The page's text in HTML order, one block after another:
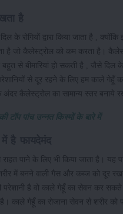
के रोगियों द्वारा किया जाता है ,
है जो कैलेस्ट्रोल को कम करता है।
से बीमारियां हो सकती है , जैसे दिल के
से दूर रहने के लिए हम काले गेहूँ
कैलेस्ट्रोल का सामान्य स्तर बनाये
टॉप पांच उन्नत किस्मों के बारे में
पाने के लिए भी किया जाता है। यह
में बनने वाली गैस और कब्ज को दूर
परेशानी है वो काले गेहूँ का सेवन कर सकते
काले गेहूँ का रोजाना सेवन से शरीर को